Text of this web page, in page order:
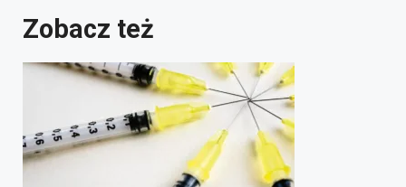
Zobacz też